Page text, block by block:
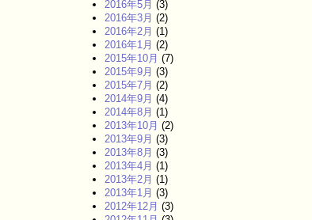
2016年5月 (3)
2016年3月 (2)
2016年2月 (1)
2016年1月 (2)
2015年10月 (7)
2015年9月 (3)
2015年7月 (2)
2014年9月 (4)
2014年8月 (1)
2013年10月 (2)
2013年9月 (3)
2013年8月 (3)
2013年4月 (1)
2013年2月 (1)
2013年1月 (3)
2012年12月 (3)